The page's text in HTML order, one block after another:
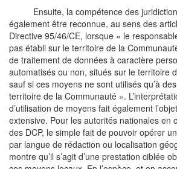
Ensuite, la compétence des
également être reconnue, au sens des
Directive 95/46/CE, lorsque « le
pas établi sur le territoire de la
de traitement de données à caractère
automatisés ou non, situés sur le territoire
sauf si ces moyens ne sont utilisés qu’à
territoire de la Communauté ».
d’utilisation de moyens fait également
extensive. Pour les autorités nationales en
des DCP, le simple fait de pouvoir opérer
par langue de rédaction ou localisation
montre qu’il s’agit d’une prestation ciblée